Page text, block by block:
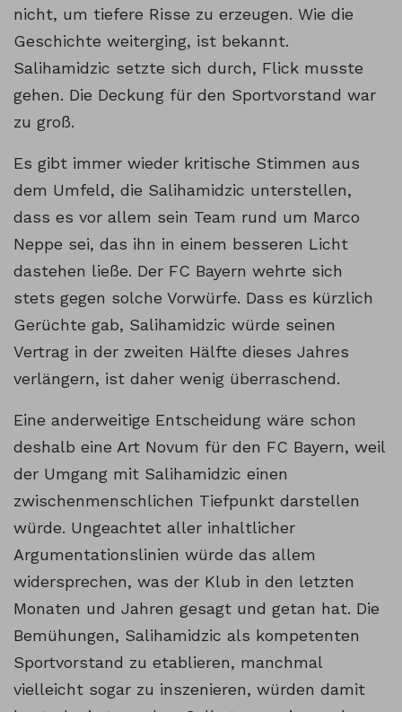
nicht, um tiefere Risse zu erzeugen. Wie die
Geschichte weiterging, ist bekannt.
Salihamidzic setzte sich durch, Flick musste
gehen. Die Deckung für den Sportvorstand war
zu groß.
Es gibt immer wieder kritische Stimmen aus
dem Umfeld, die Salihamidzic unterstellen,
dass es vor allem sein Team rund um Marco
Neppe sei, das ihn in einem besseren Licht
dastehen ließe. Der FC Bayern wehrte sich
stets gegen solche Vorwürfe. Dass es kürzlich
Gerüchte gab, Salihamidzic würde seinen
Vertrag in der zweiten Hälfte dieses Jahres
verlängern, ist daher wenig überraschend.
Eine anderweitige Entscheidung wäre schon
deshalb eine Art Novum für den FC Bayern, weil
der Umgang mit Salihamidzic einen
zwischenmenschlichen Tiefpunkt darstellen
würde. Ungeachtet aller inhaltlicher
Argumentationslinien würde das allem
widersprechen, was der Klub in den letzten
Monaten und Jahren gesagt und getan hat. Die
Bemühungen, Salihamidzic als kompetenten
Sportvorstand zu etablieren, manchmal
vielleicht sogar zu inszenieren, würden damit